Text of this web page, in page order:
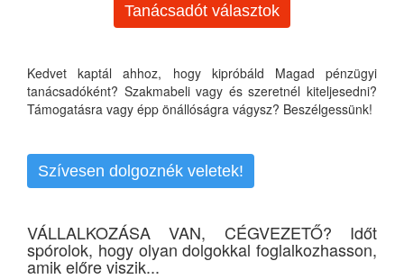
Tanácsadót választok
Kedvet kaptál ahhoz, hogy kipróbáld Magad pénzügyi
tanácsadóként? Szakmabeli vagy és szeretnél kiteljesedni?
Támogatásra vagy épp önállóságra vágysz? Beszélgessünk!
Szívesen dolgoznék veletek!
VÁLLALKOZÁSA VAN, CÉGVEZETŐ? Időt
spórolok, hogy olyan dolgokkal foglalkozhasson,
amik előre viszik...